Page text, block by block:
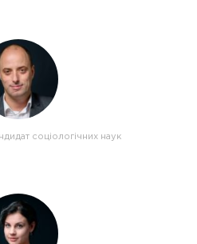
соціологічних наук